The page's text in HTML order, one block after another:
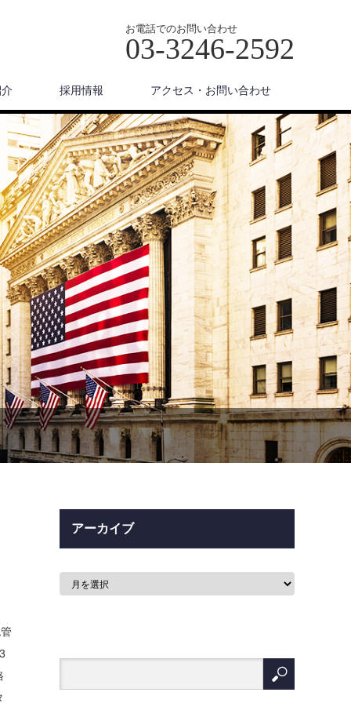
お電話でのお問い合わせ
03-3246-2592
採用情報 アクセス・お問い合わせ
アーカイブ